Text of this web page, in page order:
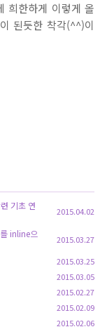
희한하게 이렇게 올
된듯한 착각(^^)이
기초 연
2015.04.02
inline으
2015.03.27
2015.03.25
2015.03.05
2015.02.27
2015.02.09
2015.02.06